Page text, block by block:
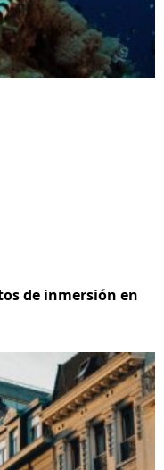
de inmersión en